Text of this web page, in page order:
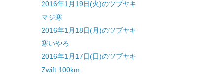
2016年1月19日(火)のツブヤキ
マジ寒
2016年1月18日(月)のツブヤキ
寒いやろ
2016年1月17日(日)のツブヤキ
Zwift 100km